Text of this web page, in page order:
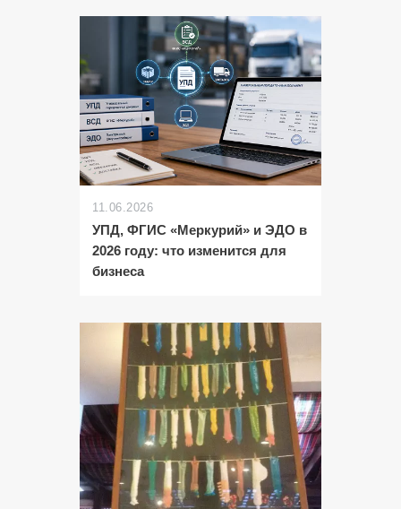
11.06.2026
УПД, ФГИС «Меркурий» и ЭДО в
2026 году: что изменится для
бизнеса